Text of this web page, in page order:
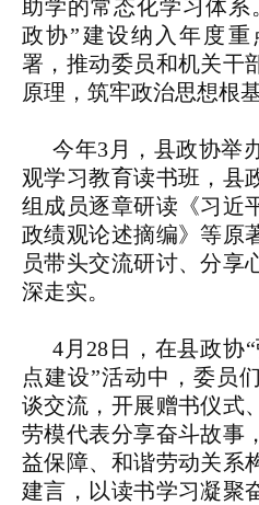
助学的常态化学习体
政协”建设纳入年度
署，推动委员和机关干
原理，筑牢政治思想根基
今年3月，县政协举
观学习教育读书班，县
组成员逐章研读《习近
政绩观论述摘编》等原
员带头交流研讨、分享
深走实。
4月28日，在县政协
点建设”活动中，委员
谈交流，开展赠书仪式
劳模代表分享奋斗故事
益保障、和谐劳动关系
建言，以读书学习凝聚